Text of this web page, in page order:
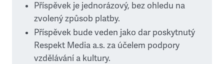
Příspěvek je jednorázový, bez ohledu na
zvolený způsob platby.
Příspěvek bude veden jako dar poskytnutý
Respekt Media a.s. za účelem podpory
vzdělávání a kultury.